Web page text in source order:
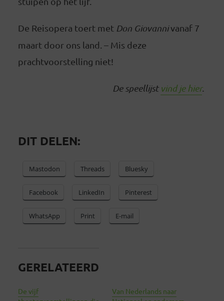
De Reisopera toert met Don Giovannivanaf 7
maart door ons land. – Mis deze
prachtvoorstelling niet!
De speellijst vind je hier.
DIT DELEN:
Mastodon Threads Bluesky
Facebook LinkedIn Pinterest
WhatsApp Print E-mail
GERELATEERD
De vijf
Van Nederlands naar